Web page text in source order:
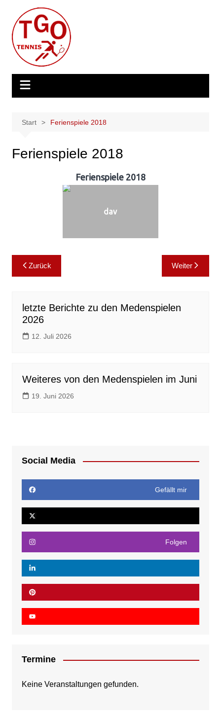
Inhalt
springen
Start Ferienspiele 2018
Ferienspiele 2018
Ferienspiele 2018
dav
Beitragsnavigation
Zurück Weiter
letzte Berichte zu den Medenspielen
2026
12. Juli 2026
Weiteres von den Medenspielen im Juni
19. Juni 2026
Social Media
Gefällt mir
Folgen
Termine
Keine Veranstaltungen gefunden.